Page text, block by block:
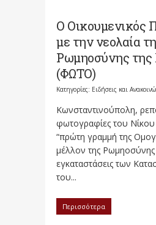
O Oικουμενικ​ός
με την νεολαία
Ρωμηοσύνης της
(ΦΩΤΟ)
Κατηγορίες: Ειδήσεις και
Kωνσταντινούπολη,
φωτογραφίες του
“πρώτη γραμμή της
μέλλον της Ρωμηοσύνης
εγκαταστάσεις των
του...
Περισσότερα